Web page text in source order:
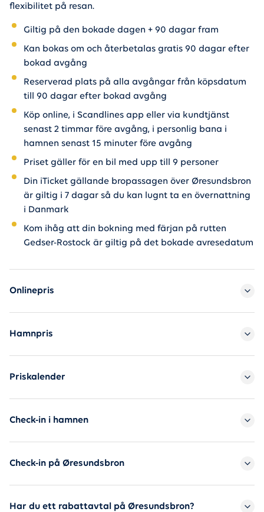
flexibilitet på resan.
Giltig på den bokade dagen + 90 dagar fram
Kan bokas om och återbetalas gratis 90 dagar efter
bokad avgång
Reserverad plats på alla avgångar från köpsdatum
till 90 dagar efter bokad avgång
Köp online, i Scandlines app eller via kundtjänst
senast 2 timmar före avgång, i personlig bana i
hamnen senast 15 minuter före avgång
Priset gäller för en bil med upp till 9 personer
Din iTicket gällande bropassagen över Øresundsbron
är giltig i 7 dagar så du kan lugnt ta en övernattning
i Danmark
Kom ihåg att din bokning med färjan på rutten
Gedser-Rostock är giltig på det bokade avresedatum
Onlinepris
Hamnpris
Priskalender
Check-in i hamnen
Check-in på Øresundsbron
Har du ett rabattavtal på Øresundsbron?